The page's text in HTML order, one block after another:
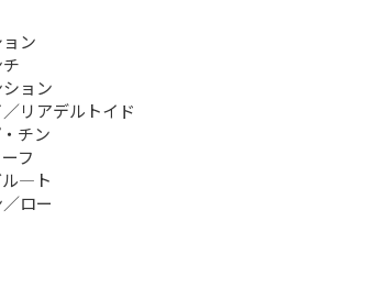
ン
ョン
リアデルトイド
チン
フ
ル―ト
ロー